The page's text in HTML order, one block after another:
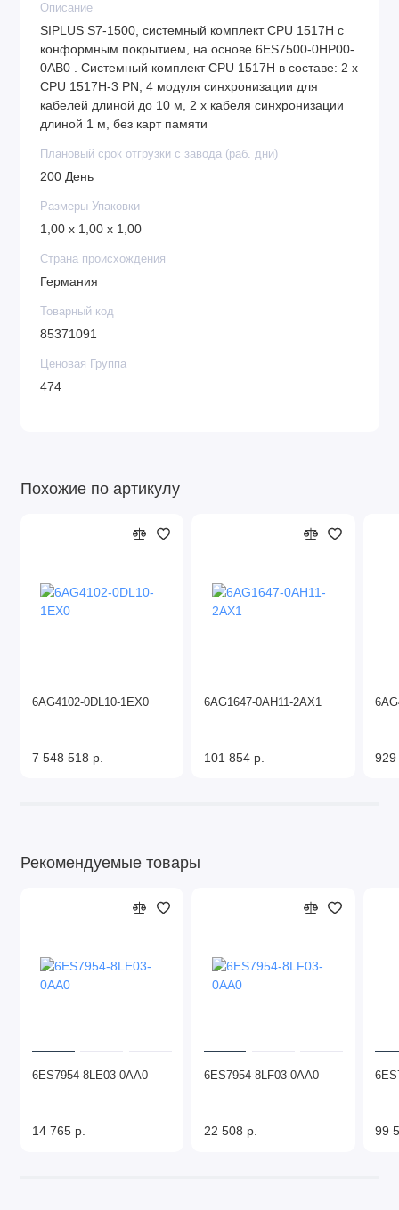
Описание
SIPLUS S7-1500, системный комплект CPU 1517H с
конформным покрытием, на основе 6ES7500-0HP00-
0AB0 . Системный комплект CPU 1517H в составе: 2 x
CPU 1517H-3 PN, 4 модуля синхронизации для
кабелей длиной до 10 м, 2 x кабеля синхронизации
длиной 1 м, без карт памяти
Плановый срок отгрузки с завода (раб. дни)
200 День
Размеры Упаковки
1,00 x 1,00 x 1,00
Страна происхождения
Германия
Товарный код
85371091
Ценовая Группа
474
Похожие по артикулу
6AG4102-0DL10-1EX0
7 548 518 р.
6AG1647-0AH11-2AX1
101 854 р. 929
Рекомендуемые товары
6ES7954-8LE03-0AA0
14 765 р.
6ES7954-8LF03-0AA0
22 508 р. 99